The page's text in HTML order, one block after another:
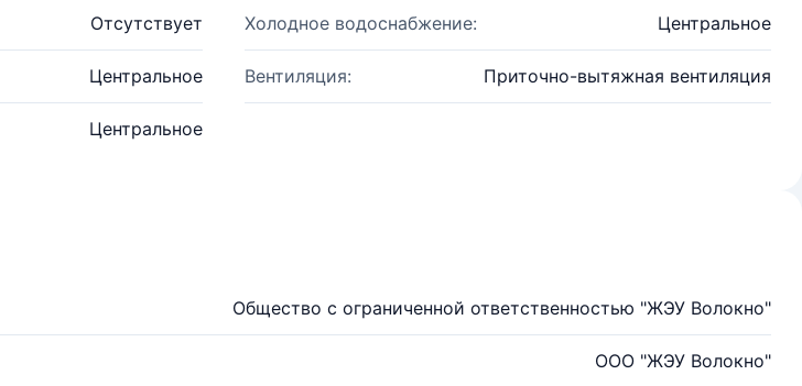
Отсутствует Холодное водоснабжение: Центральное
Центральное Вентиляция: Приточно-вытяжная вентиляция
Центральное
Общество с ограниченной ответственностью "ЖЭУ Волокно"
ООО "ЖЭУ Волокно"